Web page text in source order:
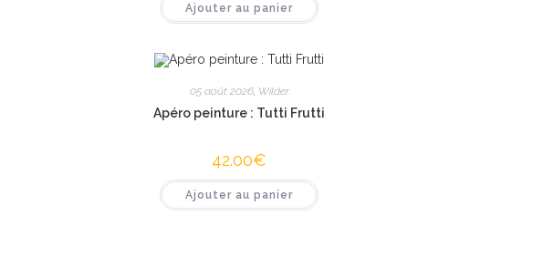
Ajouter au panier
05 août 2026, Wilder
Apéro peinture : Tutti Frutti
42.00€
Ajouter au panier